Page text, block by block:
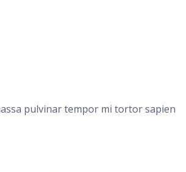
pulvinar tempor mi tortor sapien